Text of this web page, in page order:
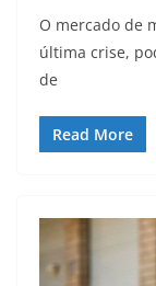
O mercado de
última crise,
de
Read More